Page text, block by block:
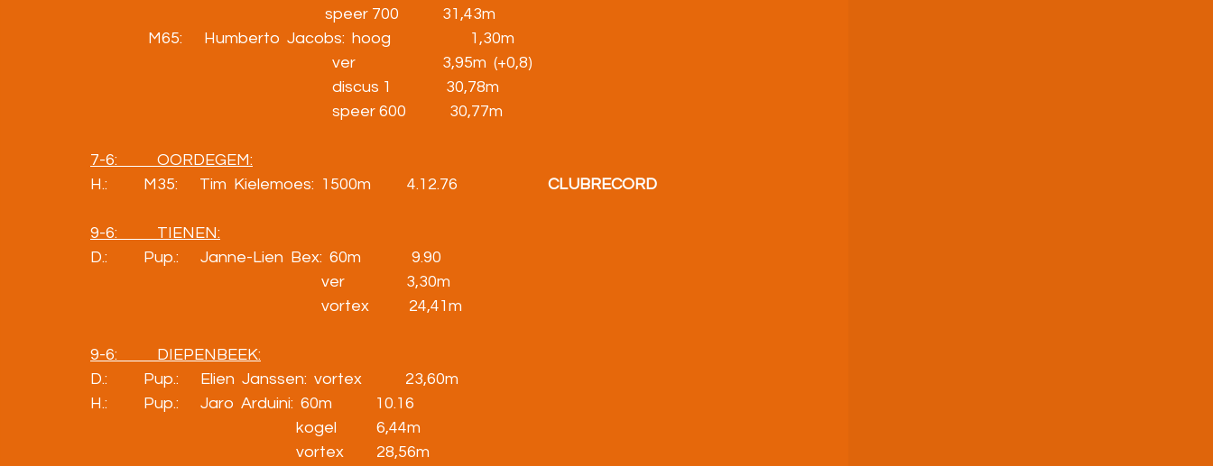
speer 700            31,43m
M65:      Humberto  Jacobs:  hoog                      1,30m
ver                        3,95m  (+0,8)
discus 1               30,78m
speer 600            30,77m
7-6:           OORDEGEM:
H.:          M35:      Tim  Kielemoes:  1500m          4.12.76 CLUBRECORD
9-6:           TIENEN:
D.:          Pup.:      Janne-Lien  Bex:  60m              9.90
ver                 3,30m
vortex           24,41m
9-6:           DIEPENBEEK:
D.:          Pup.:      Elien  Janssen:  vortex            23,60m
H.:          Pup.:      Jaro  Arduini:  60m            10.16
kogel           6,44m
vortex         28,56m